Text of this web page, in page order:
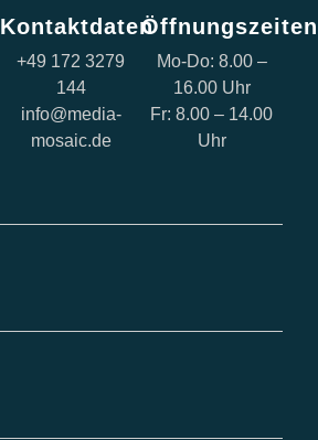
Kontaktdaten
+49 172 3279
144
info@media-
mosaic.de
Öffnungszeiten
Mo-Do: 8.00 –
16.00 Uhr
Fr: 8.00 – 14.00
Uhr